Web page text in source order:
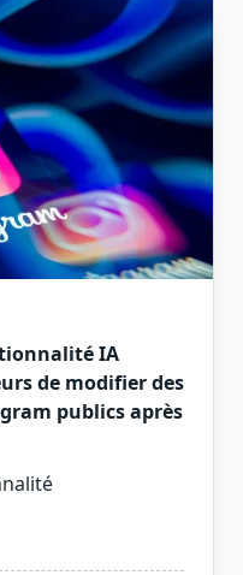
IA
de modifier des
publics après